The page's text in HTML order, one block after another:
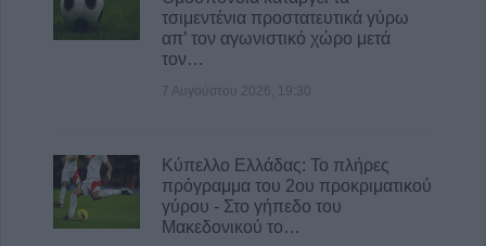
«Εξοικονομώ – Επιχειρώ»
Ανασφάλιστα ΙΧ: Από «κόσκινο» με AI θα
τσιμεντένια προστατευτικά γύρω
απ’ τον αγωνιστικό χώρο μετά
τον…
7 Αυγούστου 2026, 19:30
Κύπελλο Ελλάδας: Το πλήρες
πρόγραμμα του 2ου προκριματικού
γύρου - Στο γήπεδο του
Μακεδονικού το…